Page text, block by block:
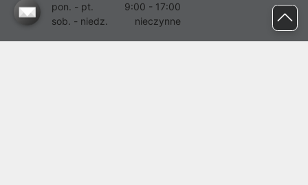
pon. - pt.
9:00 - 17:00
sob. - niedz.
nieczynne